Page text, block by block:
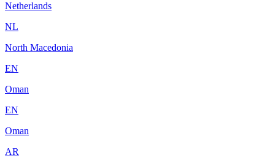
Netherlands
NL
North Macedonia
EN
Oman
EN
Oman
AR